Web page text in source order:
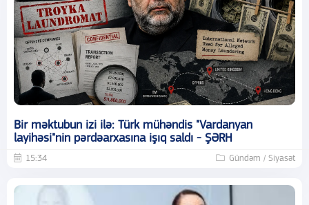
Bir məktubun izi ilə: Türk mühəndis "Vardanyan
layihəsi"nin pərdəarxasına işıq saldı - ŞƏRH
15:34 Gündəm / Siyasət